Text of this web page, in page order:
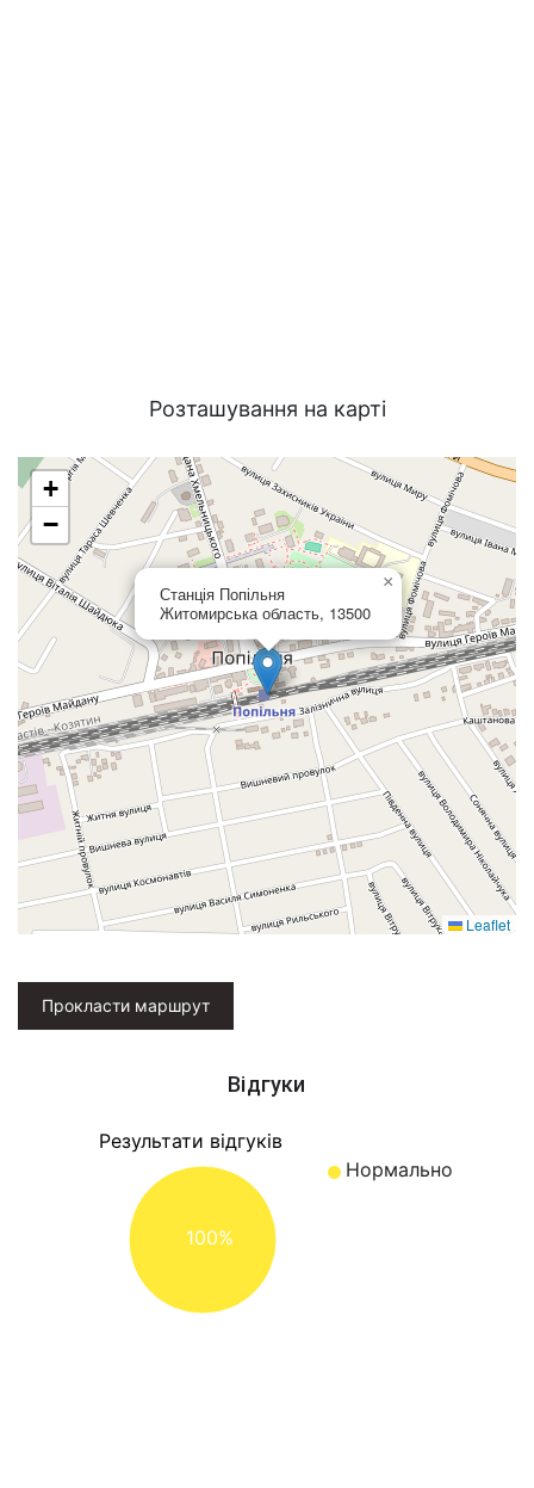
Розташування на карті
Станція Попільня
Житомирська область, 13500
×
+
−
Leaflet
Прокласти маршрут
Відгуки
Результати відгуків
Нормально
100%